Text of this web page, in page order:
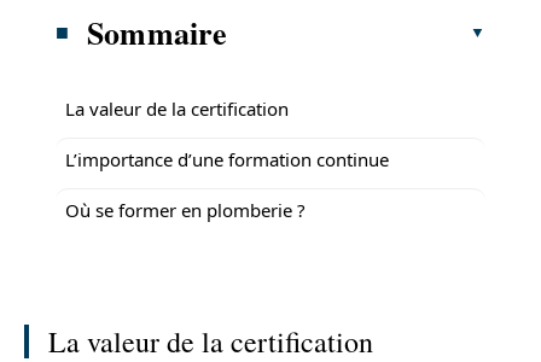
Sommaire
La valeur de la certification
L’importance d’une formation continue
Où se former en plomberie ?
La valeur de la certification